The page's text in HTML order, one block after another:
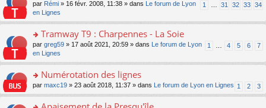
e
nt
u
c
e
nt
o
n
lu
le
u
c
e
nt
s
a
n
o
n
lu
le
u
le
m
e
s
s
a
n
o
n
lu
o
n
s
er
le
m
e
s
s
1 31 32 33 34
par Rémi » 16 févr. 2008, 11:38 » dans
Le forum de Lyon
en Lignes
o
n
s
er
le
m
e
Tramway T9 : Charpennes - La Soie
1 4 5 6 7
par greg59 » 17 août 2021, 20:59 » dans
Le forum de Lyon
en Lignes
o
n
Numérotation des lignes
1 2 3
par maxc19 » 23 août 2018, 11:37 » dans Le forum de Lyon en Lignes